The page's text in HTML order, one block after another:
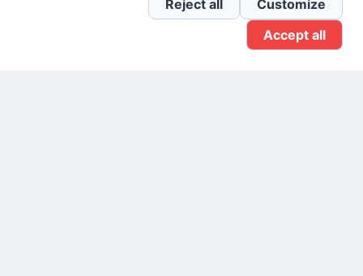
Reject all
Customize
Accept all